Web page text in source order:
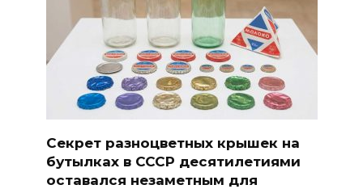
Секрет разноцветных крышек на
бутылках в СССР десятилетиями
оставался незаметным для